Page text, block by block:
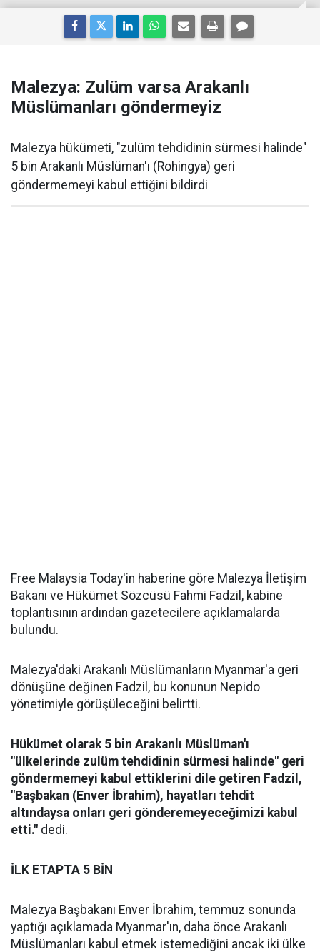
Malezya: Zulüm varsa Arakanlı
Müslümanları göndermeyiz
Malezya hükümeti, "zulüm tehdidinin sürmesi halinde"
5 bin Arakanlı Müslüman'ı (Rohingya) geri
göndermemeyi kabul ettiğini bildirdi
Free Malaysia Today'in haberine göre Malezya İletişim
Bakanı ve Hükümet Sözcüsü Fahmi Fadzil, kabine
toplantısının ardından gazetecilere açıklamalarda
bulundu.
Malezya'daki Arakanlı Müslümanların Myanmar'a geri
dönüşüne değinen Fadzil, bu konunun Nepido
yönetimiyle görüşüleceğini belirtti.
Hükümet olarak 5 bin Arakanlı Müslüman'ı
"ülkelerinde zulüm tehdidinin sürmesi halinde" geri
göndermemeyi kabul ettiklerini dile getiren Fadzil,
"Başbakan (Enver İbrahim), hayatları tehdit
altındaysa onları geri gönderemeyeceğimizi kabul
etti." dedi.
İLK ETAPTA 5 BİN
Malezya Başbakanı Enver İbrahim, temmuz sonunda
yaptığı açıklamada Myanmar'ın, daha önce Arakanlı
Müslümanları kabul etmek istemediğini ancak iki ülke